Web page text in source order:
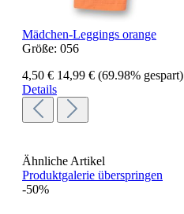
Mädchen-Leggings orange
Größe: 056
4,50 € 14,99 € (69.98% gespart)
Details
Ähnliche Artikel
Produktgalerie überspringen
-50%